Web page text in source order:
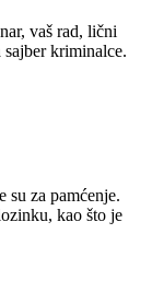
vaš rad, lični
kriminalce.
su za pamćenje.
kao što je